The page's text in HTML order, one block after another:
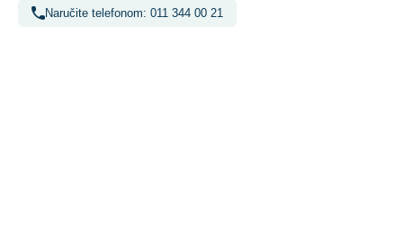
Naručite telefonom: 011 344 00 21